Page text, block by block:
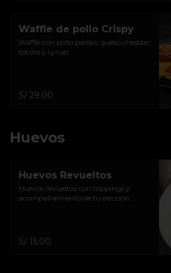
Waffle de pollo Crispy
Waffle con pollo panko, queso cheddar,
tocino y syrup.
S/ 29.00
Huevos
Huevos Revueltos
Huevos revueltos con toppings y
acompañamiento de tu elección.
S/ 15.00